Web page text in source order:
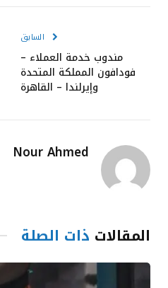
السابق
مندوب خدمة العملاء –
فودافون المملكة المتحدة
وإيرلندا – القاهرة
Nour Ahmed
المقالات ذات الصلة